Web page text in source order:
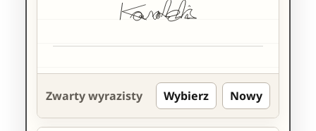
Zwarty wyrazisty Wybierz Nowy